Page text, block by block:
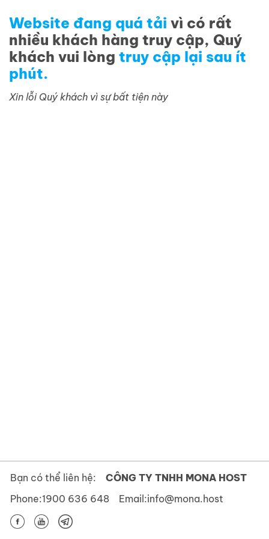
Website đang quá tải vì có rất
nhiều khách hàng truy cập, Quý
khách vui lòng truy cập lại sau ít
phút.
Xin lỗi Quý khách vì sự bất tiện này
Bạn có thể liên hệ:
CÔNG TY TNHH MONA HOST
Phone:1900 636 648 Email:info@mona.host